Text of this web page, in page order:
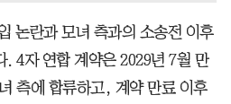
논란과 모녀 측과의 소송전 이후
. 4자 연합 계약은 2029년 7월 만
측에 합류하고, 계약 만료 이후